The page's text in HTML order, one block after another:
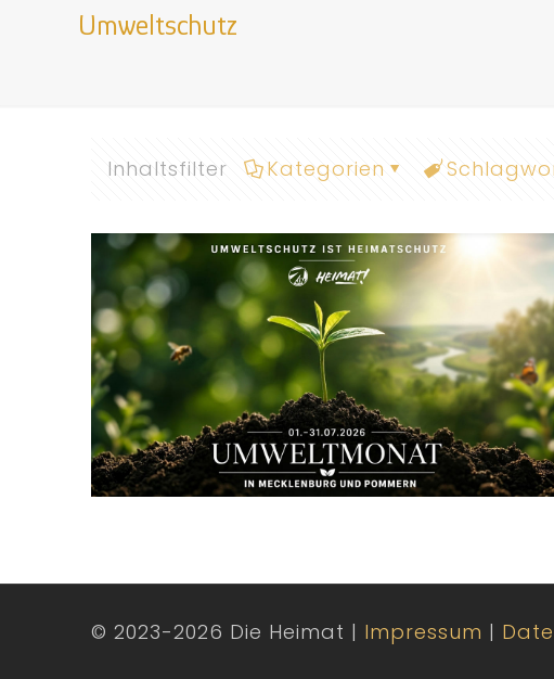
Umweltschutz
Inhaltsfilter Kategorien
© 2023-2026 Die Heimat | Impressum |